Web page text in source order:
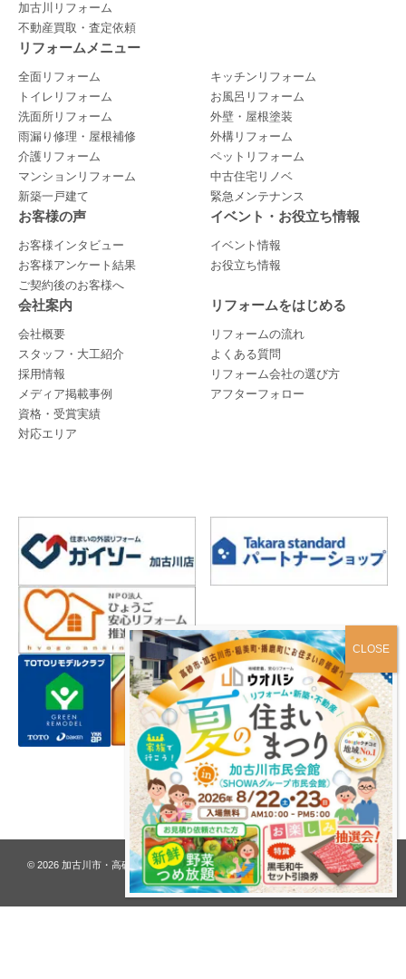
加古川リフォーム
不動産買取・査定依頼
リフォームメニュー
全面リフォーム
キッチンリフォーム
トイレリフォーム
お風呂リフォーム
洗面所リフォーム
外壁・屋根塗装
雨漏り修理・屋根補修
外構リフォーム
介護リフォーム
ペットリフォーム
マンションリフォーム
中古住宅リノベ
新築一戸建て
緊急メンテナンス
お客様の声
お客様インタビュー
お客様アンケート結果
ご契約後のお客様へ
イベント・お役立ち情報
イベント情報
お役立ち情報
会社案内
会社概要
スタッフ・大工紹介
採用情報
メディア掲載事例
資格・受賞実績
対応エリア
リフォームをはじめる
リフォームの流れ
よくある質問
リフォーム会社の選び方
アフターフォロー
プライバシーポリシー
© 2026 加古川市・高砂市 夢リフォーム ウオハシ – 創業128年の老舗. All rights
reserved.